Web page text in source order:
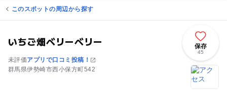
このスポットの周辺から探す
いちご畑ベリーベリー
未評価アプリで口コミ投稿！
群馬県伊勢崎市西小保方町542
保存
45